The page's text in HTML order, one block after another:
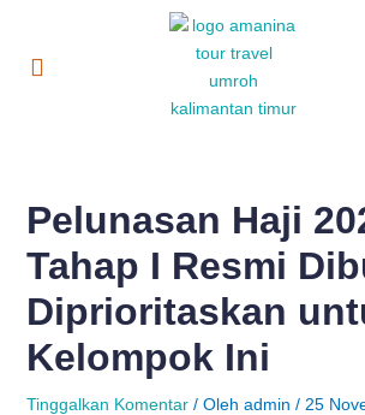
Pelunasan Haji
Tahap I Resmi
Diprioritaskan
Kelompok Ini
Tinggalkan Komentar / Oleh admin / 25